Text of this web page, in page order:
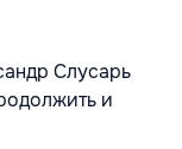
Слусарь
и